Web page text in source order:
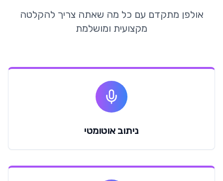
אולפן מתקדם עם כל מה שאתה צריך להקלטה
מקצועית ומושלמת
ניתוב אוטומטי